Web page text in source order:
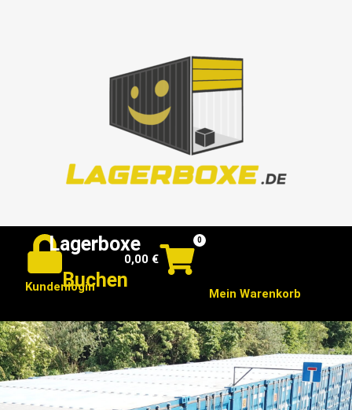
Kundenlogin
Lagerboxe
Buchen
0,00 €
0
Mein Warenkorb